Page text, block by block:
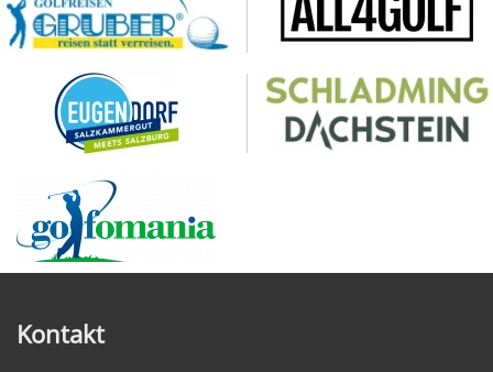
Kontakt